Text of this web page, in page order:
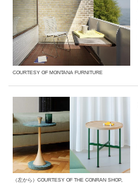
COURTESY OF MONTANA FURNITURE
（左から）COURTESY OF THE CONRAN SHOP,